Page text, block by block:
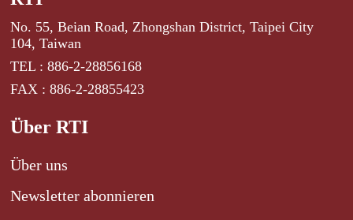
No. 55, Beian Road, Zhongshan District, Taipei City
104, Taiwan
TEL : 886-2-28856168
FAX : 886-2-28855423
Über RTI
Über uns
Newsletter abonnieren